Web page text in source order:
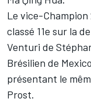
Le vice-Champion
classé 11e sur la
Venturi de
Brésilien de
présentant le
Prost.